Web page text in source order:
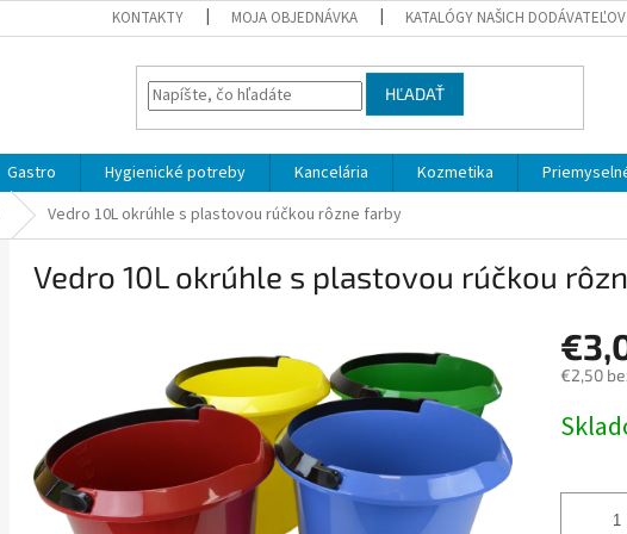
KONTAKTY MOJA OBJEDNÁVKA KATALÓGY NAŠICH DODÁVATEĽOV
HĽADAŤ
Gastro Hygienické potreby Kancelária Kozmetika
Vedro 10L okrúhle s plastovou rúčkou rôzne farby
Vedro 10L okrúhle s plastovou rúčkou
€2,50
cena: